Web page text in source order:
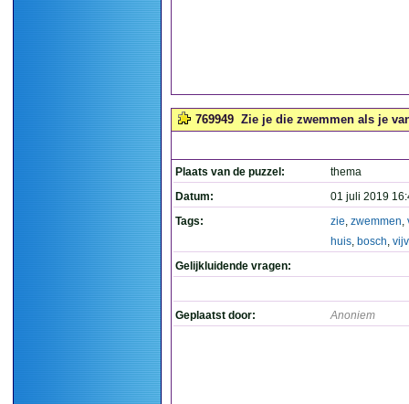
769949 Zie je die zwemmen als je
Plaats van de puzzel:
thema
Datum:
01 juli 2019
Tags:
zie, zwemmen,
huis, bosch,
Gelijkluidende vragen:
Geplaatst door: Anoniem